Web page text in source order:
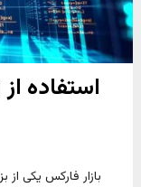
استفاده
بازار فارکس یکی از